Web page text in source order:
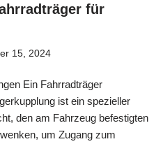
für
15, 2024
Ein Fahrradträger
ist ein spezieller
den am Fahrzeug befestigten
um Zugang zum